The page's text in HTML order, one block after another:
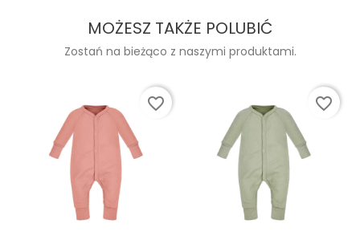
MOŻESZ TAKŻE POLUBIĆ
Zostań na bieżąco z naszymi produktami.
favorite_border favorite_border